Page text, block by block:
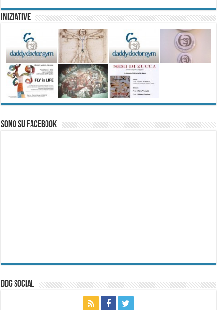
Iniziative
Sono su Facebook
ddg Social